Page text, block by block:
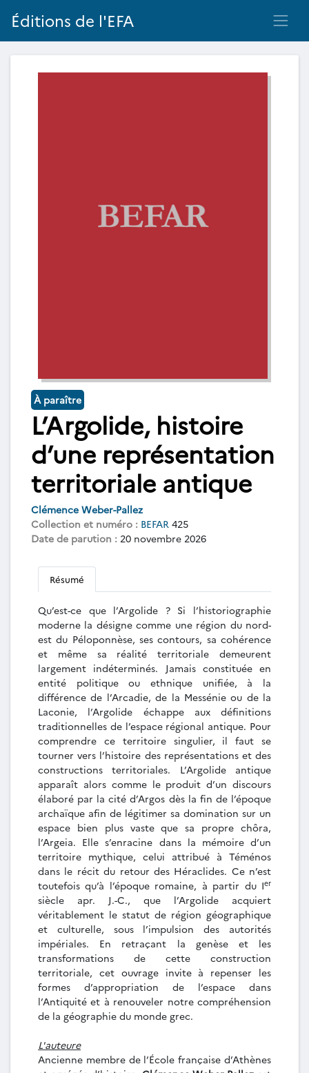
Éditions de l'EFA
À paraître
L’Argolide, histoire
d’une représentation
territoriale antique
Clémence Weber-Pallez
Collection et numéro : BEFAR 425
Date de parution : 20 novembre 2026
Résumé
Qu’est-ce que l’Argolide ? Si l’historiographie
moderne la désigne comme une région du nord-
est du Péloponnèse, ses contours, sa cohérence
et même sa réalité territoriale demeurent
largement indéterminés. Jamais constituée en
entité politique ou ethnique unifiée, à la
différence de l’Arcadie, de la Messénie ou de la
Laconie, l’Argolide échappe aux définitions
traditionnelles de l’espace régional antique. Pour
comprendre ce territoire singulier, il faut se
tourner vers l’histoire des représentations et des
constructions territoriales. L’Argolide antique
apparaît alors comme le produit d’un discours
élaboré par la cité d’Argos dès la fin de l’époque
archaïque afin de légitimer sa domination sur un
espace bien plus vaste que sa propre chôra,
l’Argeia. Elle s’enracine dans la mémoire d’un
territoire mythique, celui attribué à Téménos
dans le récit du retour des Héraclides. Ce n’est
toutefois qu’à l’époque romaine, à partir du Ier
siècle apr. J.-C., que l’Argolide acquiert
véritablement le statut de région géographique
et culturelle, sous l’impulsion des autorités
impériales. En retraçant la genèse et les
transformations de cette construction
territoriale, cet ouvrage invite à repenser les
formes d’appropriation de l’espace dans
l’Antiquité et à renouveler notre compréhension
de la géographie du monde grec.
L'auteure
Ancienne membre de l’École française d’Athènes